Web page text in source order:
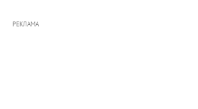
РЕКЛАМА